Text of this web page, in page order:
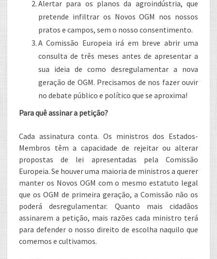
Alertar para os planos da agroindústria, que
pretende infiltrar os Novos OGM nos nossos
pratos e campos, sem o nosso consentimento.
A Comissão Europeia irá em breve abrir uma
consulta de três meses antes de apresentar a
sua ideia de como desregulamentar a nova
geração de OGM. Precisamos de nos fazer ouvir
no debate público e político que se aproxima!
Para quê assinar a petição?
Cada assinatura conta. Os ministros dos Estados-
Membros têm a capacidade de rejeitar ou alterar
propostas de lei apresentadas pela Comissão
Europeia. Se houver uma maioria de ministros a querer
manter os Novos OGM com o mesmo estatuto legal
que os OGM de primeira geração, a Comissão não os
poderá desregulamentar. Quanto mais cidadãos
assinarem a petição, mais razões cada ministro terá
para defender o nosso direito de escolha naquilo que
comemos e cultivamos.